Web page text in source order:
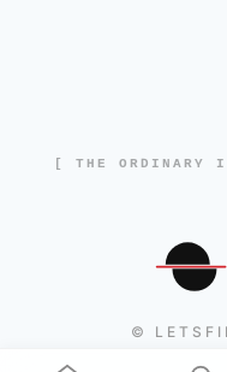
[ THE ORDINARY
©